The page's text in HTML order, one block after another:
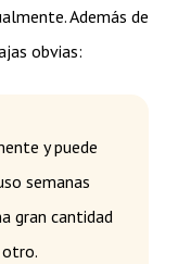
Además de
obvias:
y puede
semanas
gran cantidad
otro.